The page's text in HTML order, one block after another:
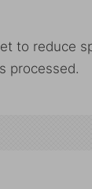
to reduce
processed.